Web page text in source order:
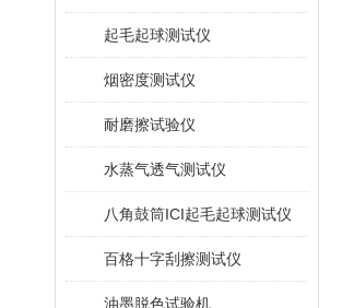
起毛起球测试仪
烟密度测试仪
耐磨擦试验仪
水蒸气透气测试仪
八角鼓筒ICI起毛起球测试仪
百格十字刮擦测试仪
油墨脱色试验机